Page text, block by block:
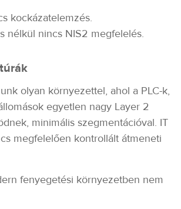
kockázatelemzés.
nélkül nincs NIS2 megfelelés.
olyan környezettel, ahol a PLC-k,
egyetlen nagy Layer 2
minimális szegmentációval. IT
megfelelően kontrollált átmeneti
fenyegetési környezetben nem